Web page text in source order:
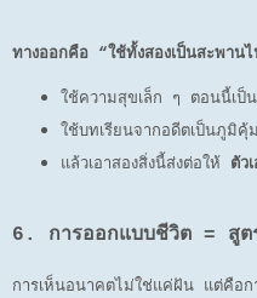
ทางออกคือ “ใช้ทั้งสองเป็นสะพาน
ใช้ความสุขเล็ก ๆ ตอนนี้เป็น
ใช้บทเรียนจากอดีตเป็นภูมิคุ้
แล้วเอาสองสิ่งนี้ส่งต่อให้ ตัว
6. การออกแบบชีวิต = สูต
การเห็นอนาคตไม่ใช่แค่ฝัน แต่คือ